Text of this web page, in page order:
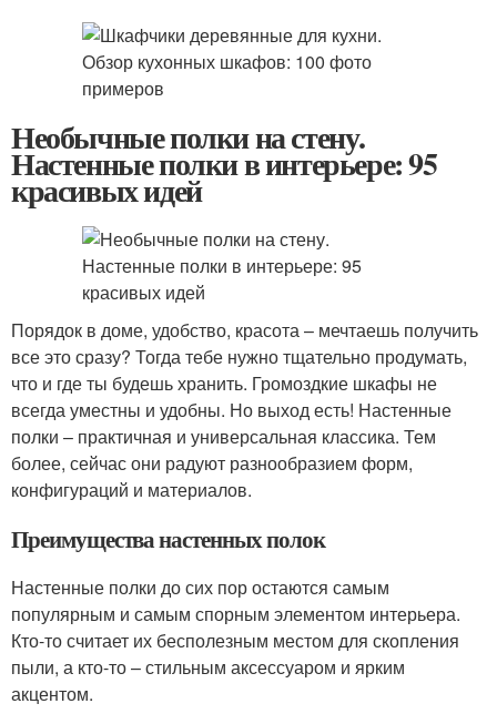
Необычные полки на стену.
Настенные полки в интерьере: 95
красивых идей
Порядок в доме, удобство, красота – мечтаешь получить
все это сразу? Тогда тебе нужно тщательно продумать,
что и где ты будешь хранить. Громоздкие шкафы не
всегда уместны и удобны. Но выход есть! Настенные
полки – практичная и универсальная классика. Тем
более, сейчас они радуют разнообразием форм,
конфигураций и материалов.
Преимущества настенных полок
Настенные полки до сих пор остаются самым
популярным и самым спорным элементом интерьера.
Кто-то считает их бесполезным местом для скопления
пыли, а кто-то – стильным аксессуаром и ярким
акцентом.